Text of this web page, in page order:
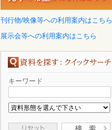
刊行物/映像等への利用案内はこちら
展示会等への利用案内はこちら
キーワード